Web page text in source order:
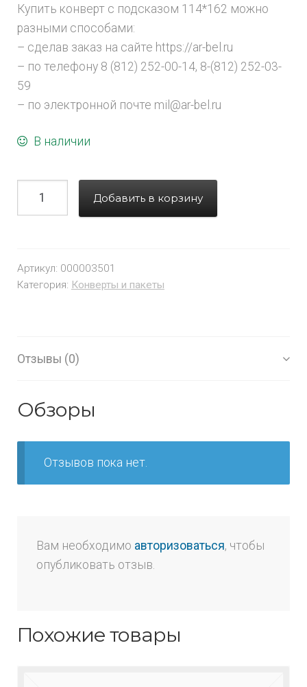
Купить конверт с подсказом 114*162 можно
разными способами:
– сделав заказ на сайте https://ar-bel.ru
– по телефону 8 (812) 252-00-14, 8-(812) 252-03-
59
– по электронной почте mil@ar-bel.ru
В наличии
Добавить в корзину
Артикул: 000003501
Категория: Конверты и пакеты
Отзывы (0)
Обзоры
Отзывов пока нет.
Вам необходимо авторизоваться, чтобы
опубликовать отзыв.
Похожие товары